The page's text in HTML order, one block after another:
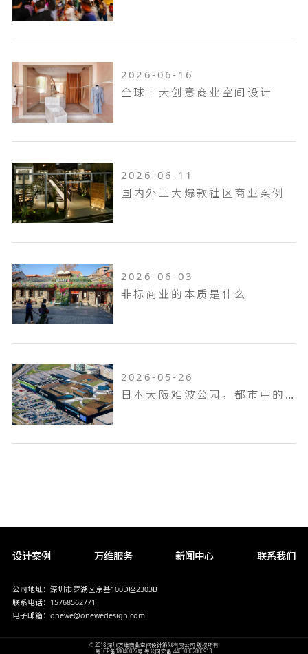
2026-06-16
全球十大创意商业空间设计
2026-06-11
国内外三大爆款社区商业案例
2026-06-03
非标商业的本质是什么
2026-05-26
日本大阪难波公园，都市中的空中花园
设计案例 万维服务 新闻中心 联系我们
公司地址：深圳市罗湖区京基100D座2303B
联系电话：15768562771
电子邮箱：onewe@onewedesign.com
© 2018 深圳万维商业空间设计策划有限公司 版权所有
粤ICP备18040027号 粤公网安备 44030302000913